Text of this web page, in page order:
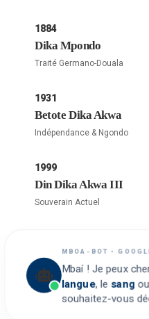
1884
Dika Mpondo
Traité Germano-Douala
1931
Betote Dika Akwa
Indépendance & Ngondo
1999
Din Dika Akwa III
Souverain Actuel
MBOA-BOT •
Mbaí ! Je peux
langue, lesang
souhaitez-vous